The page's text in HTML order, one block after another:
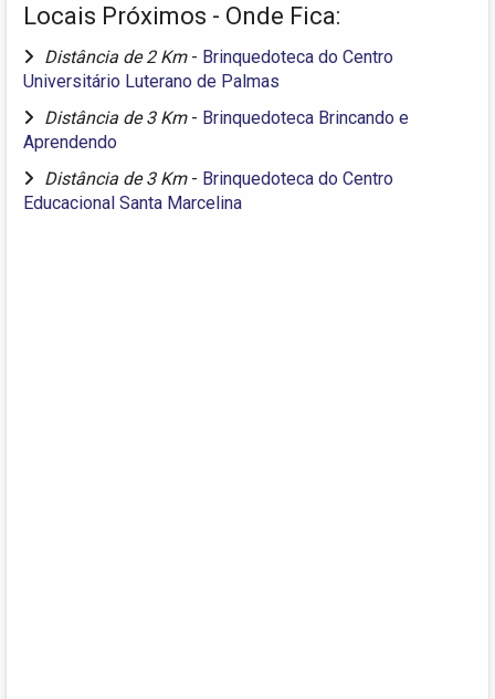
Locais Próximos - Onde Fica:
Distância de 2 Km - Brinquedoteca do Centro
Universitário Luterano de Palmas
Distância de 3 Km - Brinquedoteca Brincando e
Aprendendo
Distância de 3 Km - Brinquedoteca do Centro
Educacional Santa Marcelina